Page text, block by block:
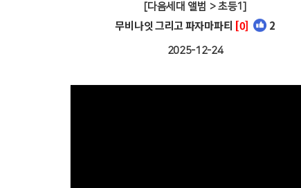
[다음세대 앨범 > 초등1]
무비나잇 그리고 파자마파티 [0] 2
2025-12-24